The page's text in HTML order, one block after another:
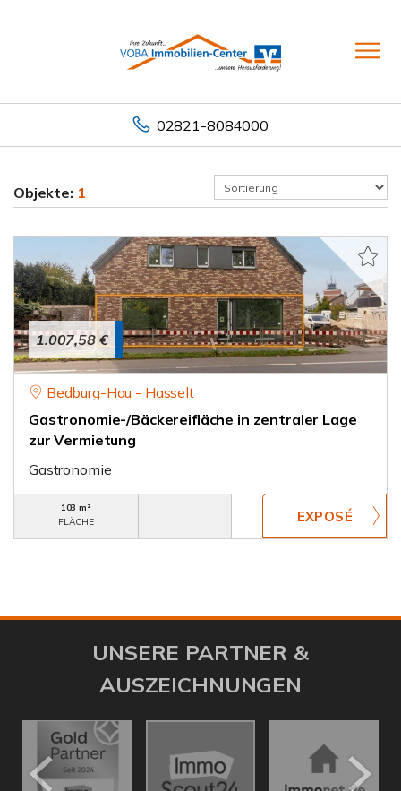
02821-8084000
Objekte: 1
1.007,58 €
Bedburg-Hau - Hasselt
Gastronomie-/Bäckereifläche in zentraler Lage
zur Vermietung
Gastronomie
103 m²
FLÄCHE
UNSERE PARTNER &
AUSZEICHNUNGEN